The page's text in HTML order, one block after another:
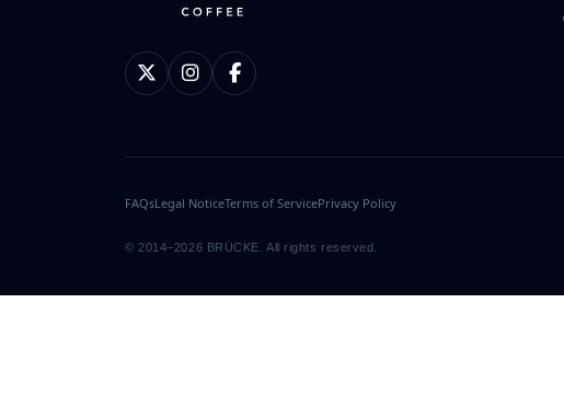
FAQsLegal NoticeTerms of ServicePrivacy Policy
© 2014–2026 BRÜCKE. All rights reserved.